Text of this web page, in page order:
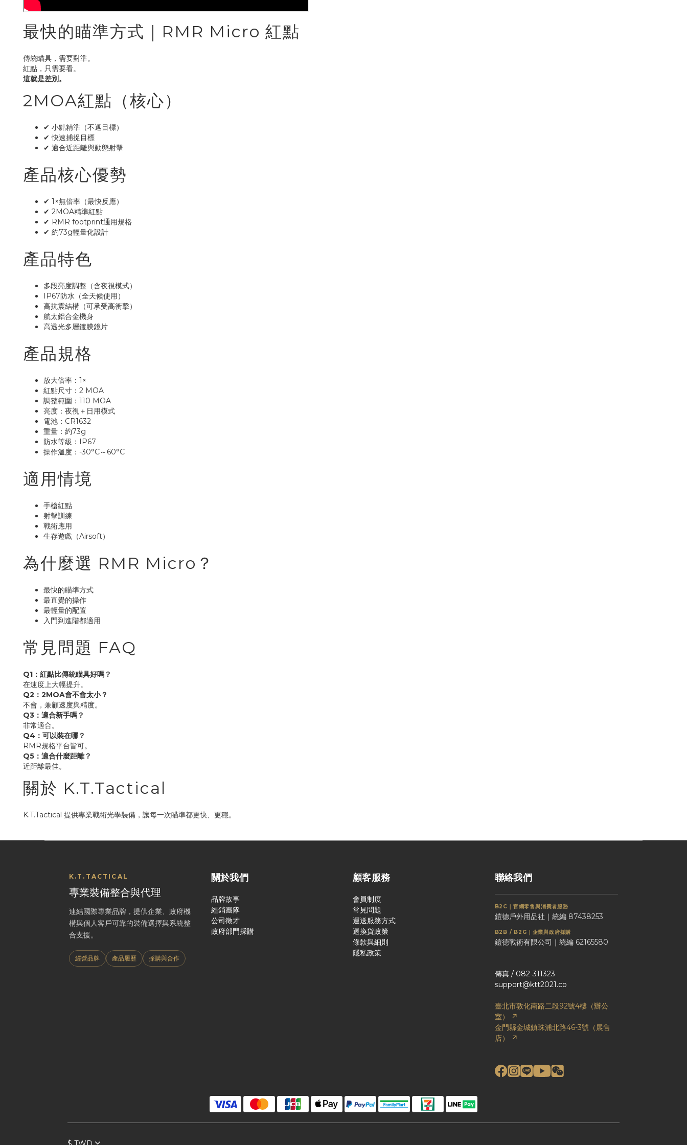
最快的瞄準方式｜RMR Micro 紅點
傳統瞄具，需要對準。
紅點，只需要看。
這就是差別。
2MOA紅點（核心）
✔ 小點精準（不遮目標）
✔ 快速捕捉目標
✔ 適合近距離與動態射擊
產品核心優勢
✔ 1×無倍率（最快反應）
✔ 2MOA精準紅點
✔ RMR footprint通用規格
✔ 約73g輕量化設計
產品特色
多段亮度調整（含夜視模式）
IP67防水（全天候使用）
高抗震結構（可承受高衝擊）
航太鋁合金機身
高透光多層鍍膜鏡片
產品規格
放大倍率：1×
紅點尺寸：2 MOA
調整範圍：110 MOA
亮度：夜視＋日用模式
電池：CR1632
重量：約73g
防水等級：IP67
操作溫度：-30°C～60°C
適用情境
手槍紅點
射擊訓練
戰術應用
生存遊戲（Airsoft）
為什麼選 RMR Micro？
最快的瞄準方式
最直覺的操作
最輕量的配置
入門到進階都適用
常見問題 FAQ
Q1：紅點比傳統瞄具好嗎？
在速度上大幅提升。
Q2：2MOA會不會太小？
不會，兼顧速度與精度。
Q3：適合新手嗎？
非常適合。
Q4：可以裝在哪？
RMR規格平台皆可。
Q5：適合什麼距離？
近距離最佳。
關於 K.T.Tactical
K.T.Tactical 提供專業戰術光學裝備，讓每一次瞄準都更快、更穩。
K.T.TACTICAL
專業裝備整合與代理
連結國際專業品牌，提供企業、政府機
構與個人客戶可靠的裝備選擇與系統整
合支援。
經營品牌 產品履歷 採購與合作
關於我們
品牌故事
經銷團隊
公司徵才
政府部門採購
顧客服務
會員制度
常見問題
運送服務方式
退換貨政策
條款與細則
隱私政策
聯絡我們
B2C｜官網零售與消費者服務
鎧德戶外用品社｜統編 87438253
B2B / B2G｜企業與政府採購
鎧德戰術有限公司｜統編 62165580
傳真 / 082-311323
support@ktt2021.co
臺北市敦化南路二段92號4樓（辦公
室） ↗
金門縣金城鎮珠浦北路46-3號（展售
店） ↗